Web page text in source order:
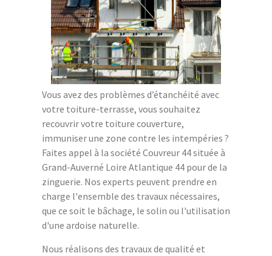
Vous avez des problèmes d’étanchéité avec
votre toiture-terrasse, vous souhaitez
recouvrir votre toiture couverture,
immuniser une zone contre les intempéries ?
Faites appel à la société Couvreur 44 située à
Grand-Auverné Loire Atlantique 44 pour de la
zinguerie. Nos experts peuvent prendre en
charge l'ensemble des travaux nécessaires,
que ce soit le bâchage, le solin ou l'utilisation
d'une ardoise naturelle.
Nous réalisons des travaux de qualité et